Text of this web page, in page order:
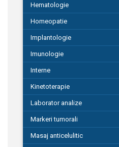
Hematologie
Homeopatie
Implantologie
Imunologie
Interne
Kinetoterapie
Laborator analize
Markeri tumorali
Masaj anticelulitic